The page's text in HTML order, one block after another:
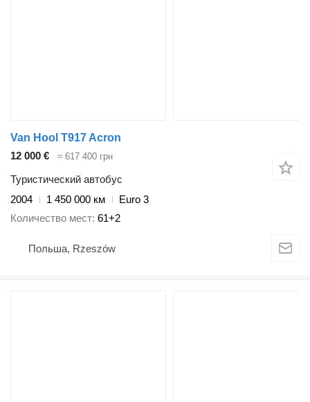
Van Hool T917 Acron
12 000 €
≈ 617 400 грн
Туристический автобус
2004
1 450 000 км
Euro 3
Количество мест 61+2
Польша, Rzeszów